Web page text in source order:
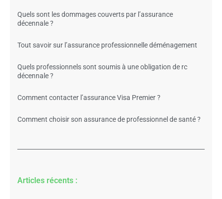
Quels sont les dommages couverts par l’assurance
décennale ?
Tout savoir sur l’assurance professionnelle déménagement
Quels professionnels sont soumis à une obligation de rc
décennale ?
Comment contacter l’assurance Visa Premier ?
Comment choisir son assurance de professionnel de santé ?
Articles récents :